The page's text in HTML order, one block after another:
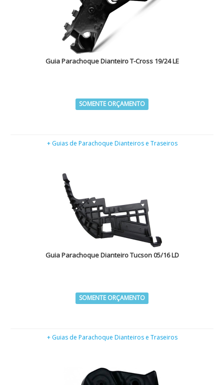
Guia Parachoque Dianteiro T-Cross 19/24 LE
SOMENTE ORÇAMENTO
+ Guias de Parachoque Dianteiros e Traseiros
Guia Parachoque Dianteiro Tucson 05/16 LD
SOMENTE ORÇAMENTO
+ Guias de Parachoque Dianteiros e Traseiros